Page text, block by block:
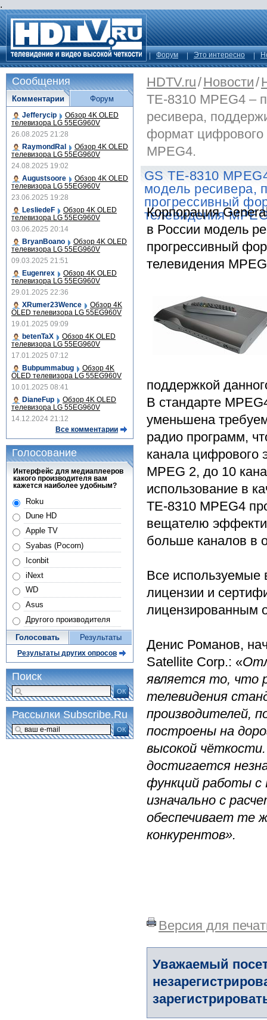
.
Форум Это интересно
HDTV.ru/Новости/
ТЕ-8310 MPEG4 –
ресивера,
формат цифрового
MPEG4.
GS ТЕ-8310
модель ресивера,
прогрессивный
телевидения
Корпорация
в России модель
прогрессивный
телевидения
поддержкой
В стандарте
уменьшена
радио программ,
канала цифрового
MPEG 2, до 10
использование в
ТЕ-8310 MPEG4
вещателю
больше каналов в
Все используемые
лицензии и
лицензированным
Денис Романов,
Satellite Corp.: «
является то, что
телевидения
производителей,
построены на
высокой
достигается
функций работы с
изначально с
обеспечивает те
конкурентов».
Версия для
Уважаемый
Сообщения
Комментарии
Jefferycip Обзор 4K OLED
телевизора LG 55EG960V
26.08.2025 21:28
RaymondRal
Обзор 4K OLED
телевизора LG 55EG960V
24.08.2025 19:02
Augustsoore
Обзор 4K OLED
телевизора LG 55EG960V
23.06.2025 19:28
LesliedeF
Обзор 4K OLED
телевизора LG 55EG960V
03.06.2025 20:14
BryanBoano
Обзор 4K OLED
телевизора LG 55EG960V
09.03.2025 21:51
Eugenrex
Обзор 4K OLED
телевизора LG 55EG960V
29.01.2025 22:36
XRumer23Wence
Обзор 4K
OLED телевизора LG 55EG960V
19.01.2025 09:09
betenTaX
Обзор 4K OLED
телевизора LG 55EG960V
17.01.2025 07:12
Bubpummabug
Обзор 4K
OLED телевизора LG 55EG960V
10.01.2025 08:41
DianeFup
Обзор 4K OLED
телевизора LG 55EG960V
14.12.2024 21:12
Все комментарии
Форум
Голосование
Интерфейс для медиаплееров
какого производителя вам
кажется наиболее удобным?
Roku
Dune HD
Apple TV
Syabas (Pocorn)
Iconbit
iNext
WD
Asus
Другого производителя
Голосовать Результаты
Результаты других опросов
Поиск
ОК
Рассылки Subscribe.Ru
ОК